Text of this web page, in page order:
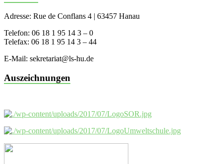
Adresse: Rue de Conflans 4 | 63457 Hanau
Telefon: 06 18 1 95 14 3 – 0
Telefax: 06 18 1 95 14 3 – 44
E-Mail: sekretariat@ls-hu.de
Auszeichnungen